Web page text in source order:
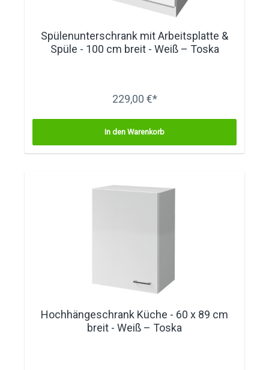
Spülenunterschrank mit Arbeitsplatte &
Spüle - 100 cm breit - Weiß – Toska
229,00 €*
In den Warenkorb
Hochhängeschrank Küche - 60 x 89 cm
breit - Weiß – Toska